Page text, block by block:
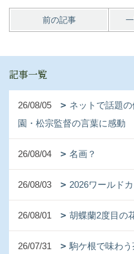
前の記事
記事一覧
26/08/05
ネットで話題
園・松宗監督の言葉に感動
26/08/04 名画？
26/08/03 2026ワールド
26/08/01 胡蝶蘭2度目の
26/07/31 駒ケ根で味わ